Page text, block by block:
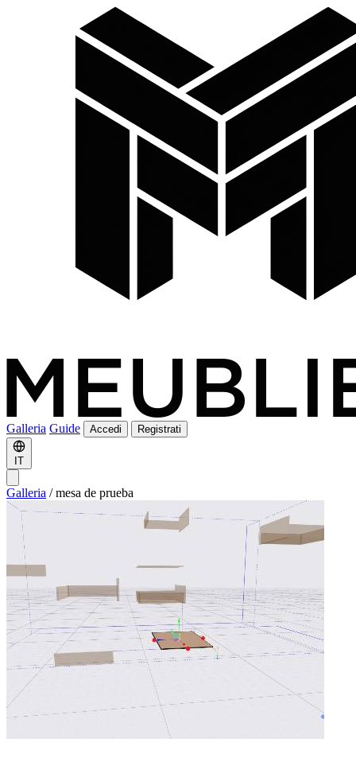
Galleria Guide Accedi Registrati
IT
Galleria / mesa de prueba